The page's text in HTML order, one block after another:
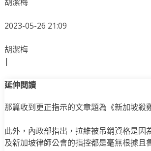
2023-05-26 21:09
胡潔梅
|
延伸閱讀
那篇收到更正指示的文章題為《新加坡殺
此外，內政部指出，拉維被吊銷資格是
及新加坡律師公會的指控都是毫無根據